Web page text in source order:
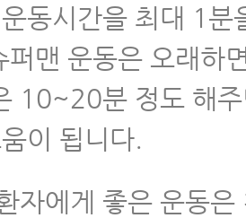
동시간을 최대 1분
퍼맨 운동은 오래하
10~20분 정도 해
이 됩니다.
자에게 좋은 운동